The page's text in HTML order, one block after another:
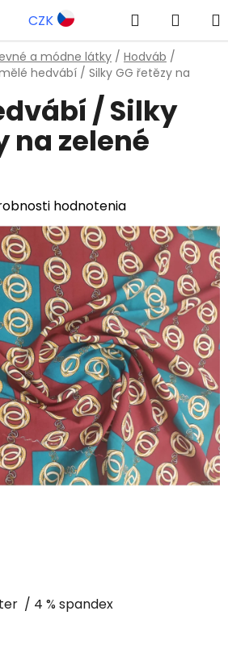
CZK Hľadať
KOŠÍK
a módne látky / Hodváb /
hedvábí / Silky GG řetězy na
/ 4 % spandex
/ Silky
na zelené
hodnotenia